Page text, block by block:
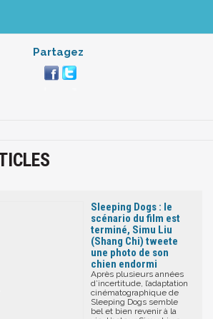
Partagez
Sleeping Dogs : le
scénario du film est
terminé, Simu Liu
(Shang Chi) tweete
une photo de son
chien endormi
Après plusieurs années
d’incertitude, l’adaptation
cinématographique de
Sleeping Dogs semble
bel et bien revenir à la